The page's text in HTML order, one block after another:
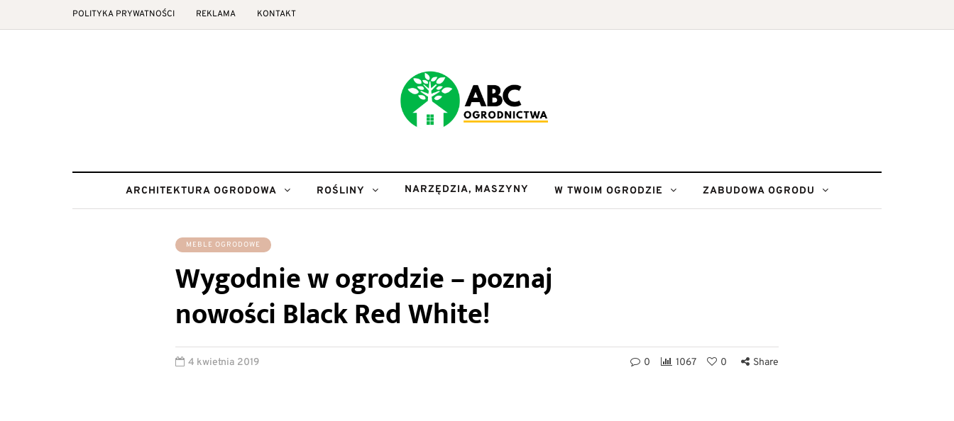
POLITYKA PRYWATNOŚCI REKLAMA KONTAKT
ARCHITEKTURA OGRODOWA ROŚLINY NARZĘDZIA, MASZYNY W TWOIM OGRODZIE ZABUDOWA OGRODU
MEBLE OGRODOWE
Wygodnie w ogrodzie – poznaj
nowości Black Red White!
4 kwietnia 2019 0 1067 0 Share